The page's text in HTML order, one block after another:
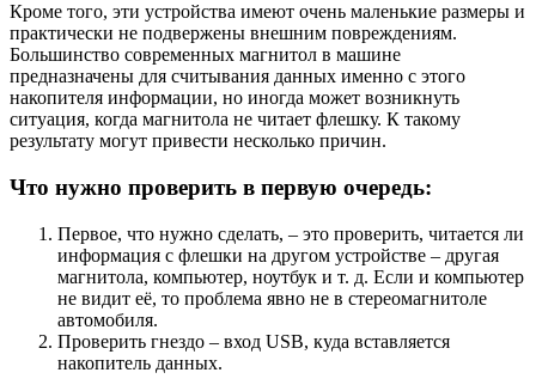
Кроме того, эти устройства имеют очень маленькие размеры и
практически не подвержены внешним повреждениям.
Большинство современных магнитол в машине
предназначены для считывания данных именно с этого
накопителя информации, но иногда может возникнуть
ситуация, когда магнитола не читает флешку. К такому
результату могут привести несколько причин.
Что нужно проверить в первую очередь:
Первое, что нужно сделать, – это проверить, читается ли
информация с флешки на другом устройстве – другая
магнитола, компьютер, ноутбук и т. д. Если и компьютер
не видит её, то проблема явно не в стереомагнитоле
автомобиля.
Проверить гнездо – вход USB, куда вставляется
накопитель данных.